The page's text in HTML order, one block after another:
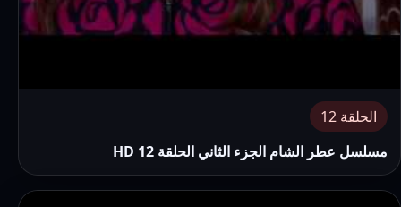
الحلقة 12
مسلسل عطر الشام الجزء الثاني الحلقة 12 HD